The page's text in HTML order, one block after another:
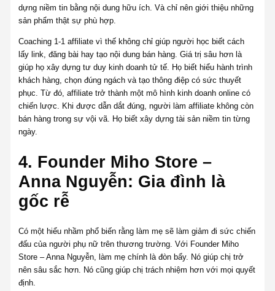
dựng niềm tin bằng nội dung hữu ích. Và chỉ nên giới thiệu những
sản phẩm thật sự phù hợp.
Coaching 1-1 affiliate vì thế không chỉ giúp người học biết cách
lấy link, đăng bài hay tạo nội dung bán hàng. Giá trị sâu hơn là
giúp họ xây dựng tư duy kinh doanh tử tế. Họ biết hiểu hành trình
khách hàng, chọn đúng ngách và tạo thông điệp có sức thuyết
phục. Từ đó, affiliate trở thành một mô hình kinh doanh online có
chiến lược. Khi được dẫn dắt đúng, người làm affiliate không còn
bán hàng trong sự vội vã. Họ biết xây dựng tài sản niềm tin từng
ngày.
4. Founder Miho Store –
Anna Nguyễn: Gia đình là
gốc rễ
Có một hiểu nhầm phổ biến rằng làm mẹ sẽ làm giảm đi sức chiến
đấu của người phụ nữ trên thương trường. Với Founder Miho
Store – Anna Nguyễn, làm mẹ chính là đòn bẩy. Nó giúp chị trở
nên sâu sắc hơn. Nó cũng giúp chị trách nhiệm hơn với mọi quyết
định.